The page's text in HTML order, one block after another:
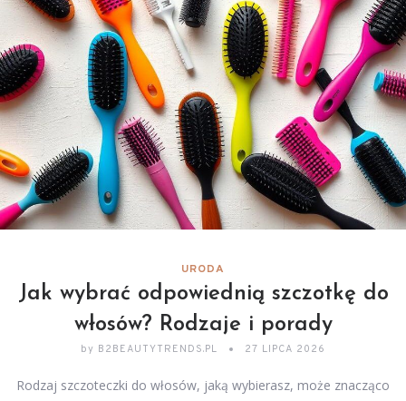
URODA
Jak wybrać odpowiednią szczotkę do
włosów? Rodzaje i porady
by B2BEAUTYTRENDS.PL 27 LIPCA 2026
Rodzaj szczoteczki do włosów, jaką wybierasz, może znacząco